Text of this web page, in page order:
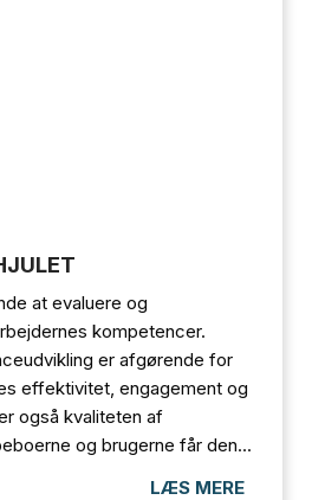
at evaluere og
kompetencer.
er afgørende for
effektivitet, engagement og
også kvaliteten af
og brugerne får den...
LÆS MERE